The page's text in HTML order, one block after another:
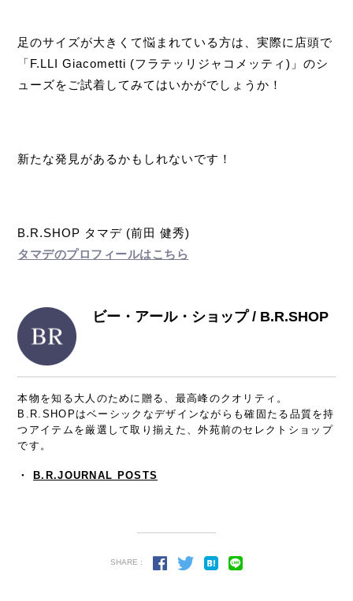
足のサイズが大きくて悩まれている方は、実際に店頭で
「F.LLI Giacometti (フラテッリジャコメッティ)」のシ
ューズをご試着してみてはいかがでしょうか！
新たな発見があるかもしれないです！
B.R.SHOP タマデ (前田 健秀)
タマデのプロフィールはこちら
ビー・アール・ショップ / B.R.SHOP
本物を知る大人のために贈る、最高峰のクオリティ。
B.R.SHOPはベーシックなデザインながらも確固たる品質を持
つアイテムを厳選して取り揃えた、外苑前のセレクトショップ
です。
・B.R.JOURNAL POSTS
SHARE :